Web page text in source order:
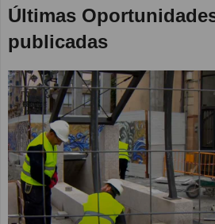
Últimas
publicadas